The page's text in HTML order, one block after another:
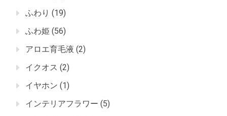
ふわり (19)
ふわ姫 (56)
アロエ育毛液 (2)
イクオス (2)
イヤホン (1)
インテリアフラワー (5)